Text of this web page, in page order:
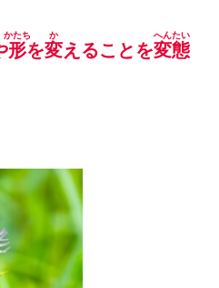
形
かたち
を変
か
えることを変態
へんたい